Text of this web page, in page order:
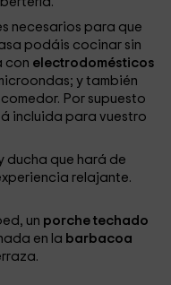
necesarios para que
podáis cocinar sin
con electrodomésticos
y también
Por supuesto
incluida para vuestro
ducha que hará de
relajante.
un porche techado
en la barbacoa